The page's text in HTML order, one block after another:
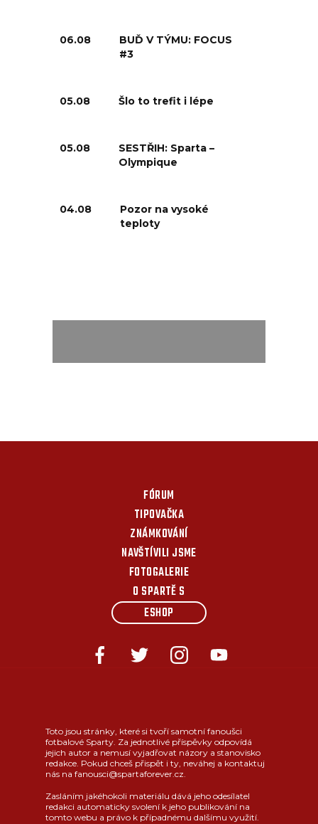
06.08
BUĎ V TÝMU: FOCUS
#3
05.08 Šlo to trefit i lépe
05.08
SESTŘIH: Sparta –
Olympique
04.08
Pozor na vysoké
teploty
FÓRUM
TIPOVAČKA
ZNÁMKOVÁNÍ
NAVŠTÍVILI JSME
FOTOGALERIE
O SPARTĚ S
ESHOP
Toto jsou stránky, které si tvoří samotní fanoušci
fotbalové Sparty. Za jednotlivé příspěvky odpovídá
jejich autor a nemusí vyjadřovat názory a stanovisko
redakce. Pokud chceš přispět i ty, neváhej a kontaktuj
nás na fanousci@spartaforever.cz.
Zasláním jakéhokoli materiálu dává jeho odesílatel
redakci automaticky svolení k jeho publikování na
tomto webu a právo k případnému dalšímu využití.